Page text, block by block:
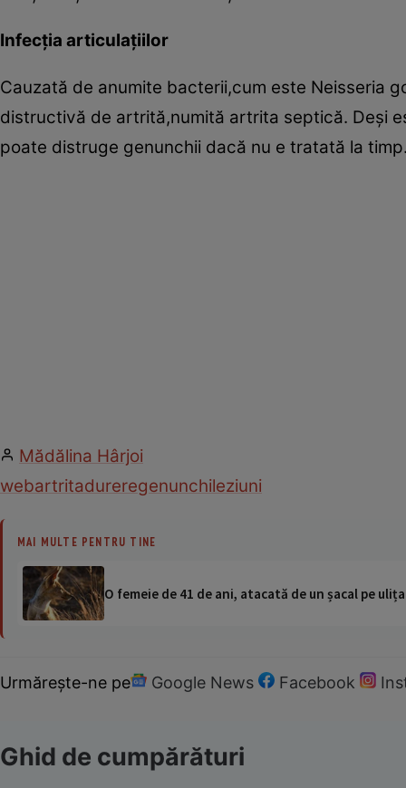
Infecţia articulaţiilor
Cauzată de anumite bacterii,cum este Neisseria
distructivă de artrită,numită artrita septică. Deşi
poate distruge genunchii dacă nu e tratată la
Mădălina Hârjoi
webartritadureregenunchileziuni
MAI MULTE PENTRU TINE
O femeie de 41 de ani, atacată de un șacal pe
Urmărește-ne pe Google News Facebook
Ghid de cumpărături